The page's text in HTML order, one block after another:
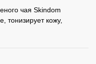
чая Skindom
тонизирует кожу,